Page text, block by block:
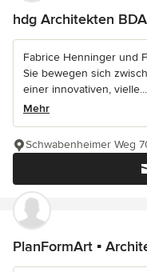
hdg Architekten BDA
Fabrice Henninger und
Sie bewegen sich
einer innovativen, vielle...
Mehr
Schwabenheimer Weg
PlanFormArt ▪